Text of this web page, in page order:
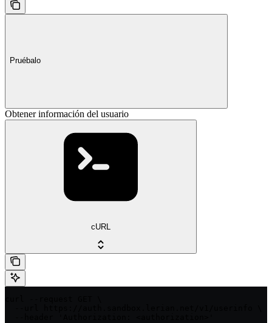
Pruébalo
Obtener información del usuario
cURL